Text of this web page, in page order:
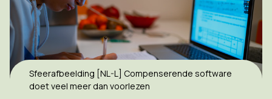
Sfeerafbeelding [NL-L] Compenserende software
doet veel meer dan voorlezen